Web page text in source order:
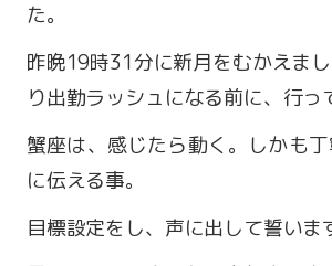
た。
昨晩19時31分に新月をむかえま
り出勤ラッシュになる前に、行っ
蟹座は、感じたら動く。しかも
に伝える事。
目標設定をし、声に出して誓いま